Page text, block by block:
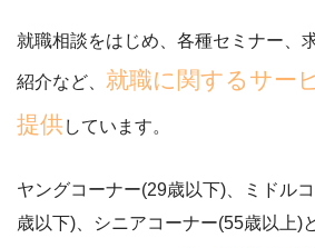
就職相談をはじめ、各種セミナー、
紹介など、 就職に関するサー
提供 しています。
ヤングコーナー(29歳以下)、ミドル
歳以下)、シニアコーナー(55歳以上)